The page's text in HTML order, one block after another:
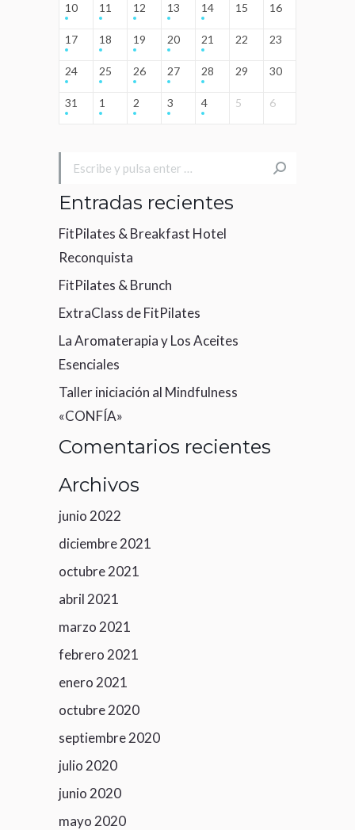
10 11 12 13 14 15 16
17 18 19 20 21 22 23
24 25 26 27 28 29 30
31 1 2 3 4 5 6
Buscar:
Entradas recientes
FitPilates & Breakfast Hotel
Reconquista
FitPilates & Brunch
ExtraClass de FitPilates
La Aromaterapia y Los Aceites
Esenciales
Taller iniciación al Mindfulness
«CONFÍA»
Comentarios recientes
Archivos
junio 2022
diciembre 2021
octubre 2021
abril 2021
marzo 2021
febrero 2021
enero 2021
octubre 2020
septiembre 2020
julio 2020
junio 2020
mayo 2020